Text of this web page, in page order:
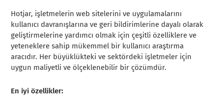
Hotjar, işletmelerin web sitelerini ve uygulamalarını
kullanıcı davranışlarına ve geri bildirimlerine dayalı olarak
geliştirmelerine yardımcı olmak için çeşitli özelliklere ve
yeteneklere sahip mükemmel bir kullanıcı araştırma
aracıdır. Her büyüklükteki ve sektördeki işletmeler için
uygun maliyetli ve ölçeklenebilir bir çözümdür.
En iyi özellikler: